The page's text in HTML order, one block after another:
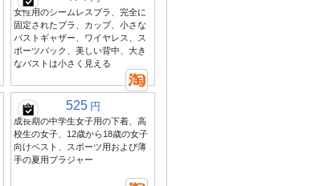
女性用のシームレスブラ、完全に
固定されたブラ、カップ、小さな
バストギャザー、ワイヤレス、ス
ポーツバック、美しい背中、大き
なバストは小さく見える
525 円
成長期の中学生女子用の下着、高
校生の女子、12歳から18歳の女子
向けベスト、スポーツ用および薄
手の夏用ブラジャー